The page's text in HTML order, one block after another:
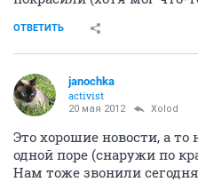
ОТВЕТИТЬ
janochka
activist
20 мая 2012 Xolod
Это хорошие новости, а
одной поре (снаружи по
Нам тоже звонили